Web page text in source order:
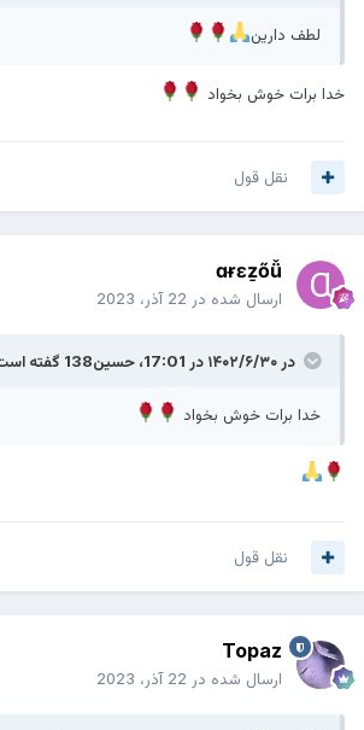
لطف دارین
خدا برات خوش بخواد
نقل قول
ɑɍɛẕőǚ
ارسال شده در 22 آذر، 2023
در ۱۴۰۲/۶/۳۰ در 17:01، حسین138 گفته
خدا برات خوش بخواد
نقل قول
Topaz
ارسال شده در 22 آذر، 2023